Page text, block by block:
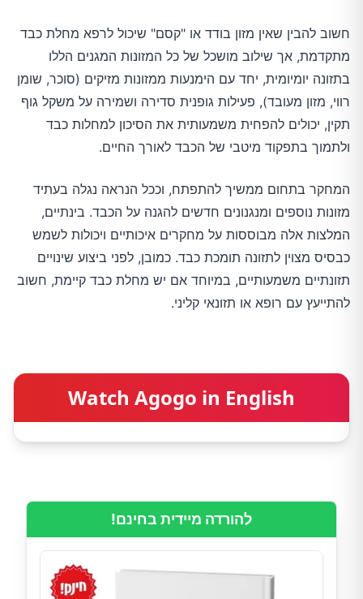
חשוב להבין שאין מזון בודד או "קסם" שיכול לרפא מחלת כבד
מתקדמת, אך שילוב מושכל של כל המזונות המגנים הללו
בתזונה יומיומית, יחד עם הימנעות ממזונות מזיקים (סוכר, שומן
רווי, מזון מעובד), פעילות גופנית סדירה ושמירה על משקל גוף
תקין, יכולים להפחית משמעותית את הסיכון למחלות כבד
ולתמוך בתפקוד מיטבי של הכבד לאורך החיים.
המחקר בתחום ממשיך להתפתח, וככל הנראה נגלה בעתיד
מזונות נוספים ומנגנונים חדשים להגנה על הכבד. בינתיים,
המלצות אלה מבוססות על מחקרים איכותיים ויכולות לשמש
כבסיס מצוין לתזונה תומכת כבד. כמובן, לפני ביצוע שינויים
תזונתיים משמעותיים, במיוחד אם יש מחלת כבד קיימת, חשוב
להתייעץ עם רופא או תזונאי קליני.
Watch Agogo in English
להורדה מיידית בחינם!